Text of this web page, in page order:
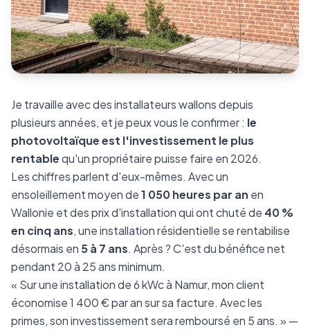
Je travaille avec des installateurs wallons depuis
plusieurs années, et je peux vous le confirmer : le
photovoltaïque est l'investissement le plus
rentablequ'un propriétaire puisse faire en 2026.
Les chiffres parlent d'eux-mêmes. Avec un
ensoleillement moyen de1 050 heures par an en
Wallonie et des prix d'installation qui ont chuté de 40 %
en cinq ans, une installation résidentielle se rentabilise
désormais en 5 à 7 ans. Après ? C'est du bénéfice net
pendant 20 à 25 ans minimum.
« Sur une installation de 6 kWc à Namur, mon client
économise 1 400 € par an sur sa facture. Avec les
primes, son investissement sera remboursé en 5 ans. » —